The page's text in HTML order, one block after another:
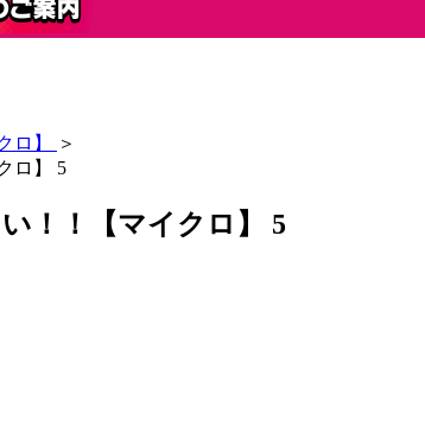
ロ】
＞
ロ】 5
！！【マイクロ】 5